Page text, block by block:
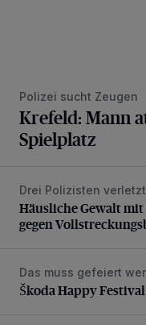
Polizei sucht Zeugen
Krefeld: Mann
Spielplatz
Häusliche Gewalt
Drei Polizisten verletzt
Häusliche Gewalt
gegen
Škoda Happy Festival
Das muss gefeiert
Škoda Happy Festival